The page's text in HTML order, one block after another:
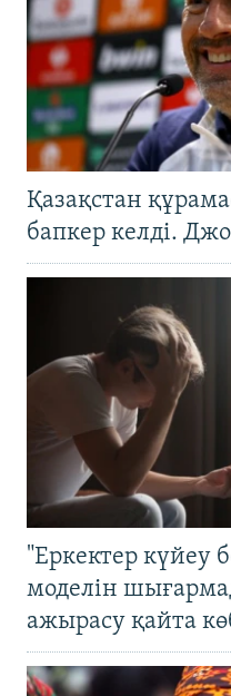
Қазақстан
бапкер келді.
"Еркектер күйеу
моделін
ажырасу қайта